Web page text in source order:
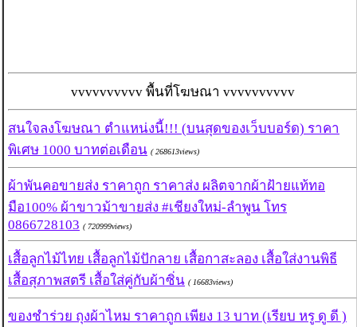
vvvvvvvvvv พื้นที่โฆษณา vvvvvvvvvv
สนใจลงโฆษณา ตำแหน่งนี้!!! (บนสุดของเว็บบอร์ด) ราคา
พิเศษ 1000 บาทต่อเดือน ( 268613views)
ผ้าพันคอขายส่ง ราคาถูก ราคาส่ง ผลิตจากผ้าฝ้ายแท้ทอ
มือ100% ผ้าขาวม้าขายส่ง #เชียงใหม่-ลำพูน โทร
0866728103 ( 720999views)
เสื้อลูกไม้ไทย เสื้อลูกไม้ปักลาย เสื้อกาสะลอง เสื้อใส่งานพิธี
เสื้อสุภาพสตรี เสื้อใส่คู่กับผ้าซิ่น ( 16683views)
ของชำร่วย ถุงผ้าไหม ราคาถูก เพียง 13 บาท (เรียบ หรู ดู ดี )